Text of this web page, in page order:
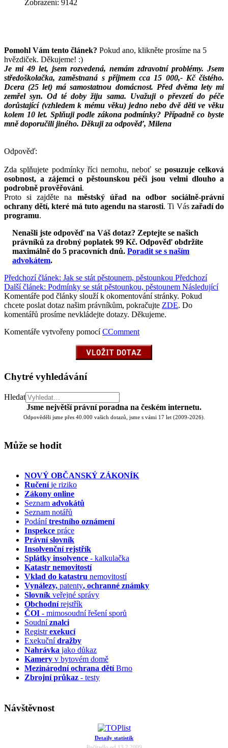
Zobrazení: 9142
Pomohl Vám tento článek? Pokud ano, klikněte prosíme na 5
hvězdiček. Děkujeme! :)
Je mi 49 let, jsem rozvedená, nemám zdravotní problémy. Jsem
středoškolačka, zaměstnaná s příjmem cca 15 000,- Kč čistého.
Dcera (25 let) má samostatnou domácnost. Před dvěma lety mi
zemřel syn. Od té doby žiju sama. Uvažuji o převzetí do péče
dorůstající (vzhledem k mému věku) jedno nebo dvě děti ve věku
kolem 10 let. Splňuji podle zákona podmínky? Případně co byste
mně doporučili jiného. Děkuji za odpověď, Milena
Odpověď:
Zda splňujete podmínky říci nemohu, neboť seposuzuje celková
osobnost, a zájemci o pěstounskou péči jsou velmi dlouho a
podrobně prověřováni.
Proto si zajděte na městský úřad na odbor sociálně-právní
ochrany dětí, které má tuto agendu na starosti. Ti Vás zařadí do
programu.
Nenašli jste odpověď na Váš dotaz? Zeptejte se našich
právníků za drobný poplatek 99 Kč. Odpověď obdržíte
maximálně do 5 pracovních dnů. Poradit se s naším
advokátem.
Předchozí článek: Jak se stát pěstounem, pěstounkou Předchozí
Další článek: Podmínky se stát pěstounkou, pěstounem Následující
Komentáře pod články slouží k okomentování stránky. Pokud
chcete poslat dotaz našim právníkům, pokračujte ZDE. Do
komentářů prosíme nevkládejte dotazy. Děkujeme.
Komentáře vytvořeny pomocíCComment
Chytré vyhledávání
Hledat
Jsme největší právní poradna na českém internetu.
Odpověděli jsme přes 40.000 vašich dotazů, jsme s vámi 17 let (2009-2026).
Může se hodit
NOVÝ OBČANSKÝ ZÁKONÍK
Ručeníje riziko
Zákony online
Seznam advokátů
Seznam notářů
Podánítrestního oznámení
Inspekce práce
Právní slovník
Insolvenčnírejstřík
Splátky insolvence - kalkulačka
Katastr nemovitostí
Vklad do katastru nemovitostí
Vynálezy, patenty, ochranné známky
Slovník veřejné správy
Obchodnírejstřík
ČOI - mimosoudní řešení sporů
Soudníznalci
Registrexekucí
Exekučnídražby
Nahrávka jako důkaz
Kamery v bytovém domě
Mezinárodní ochrana dětíBrno
Zbrojní průkaz - testy
Návštěvnost
Detaily statistik